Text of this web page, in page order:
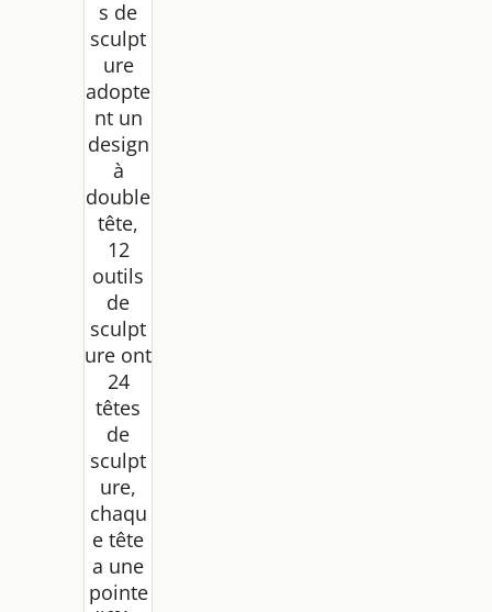
s de
sculpt
ure
adopte
nt un
design
à
double
tête,
12
outils
de
sculpt
ure ont
24
têtes
de
sculpt
ure,
chaqu
e tête
a une
pointe